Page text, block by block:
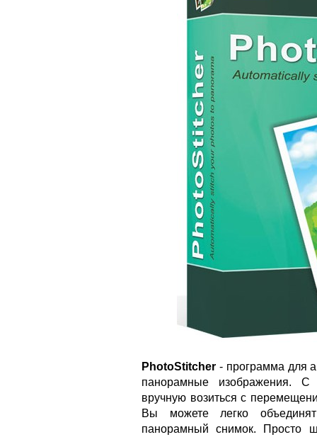
PhotoStitcher - программа для
панорамные изображения. С
вручную возиться с
Вы можете легко
панорамный снимок. Просто